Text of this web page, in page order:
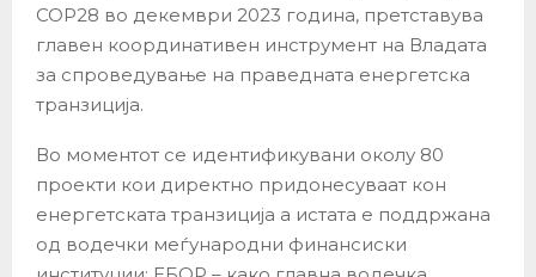
COP28 во декември 2023 година, претставува
главен координативен инструмент на Владата
за спроведување на праведната енергетска
транзиција.
Во моментот се идентификувани околу 80
проекти кои директно придонесуваат кон
енергетската транзиција а истата е поддржана
од водечки меѓународни финансиски